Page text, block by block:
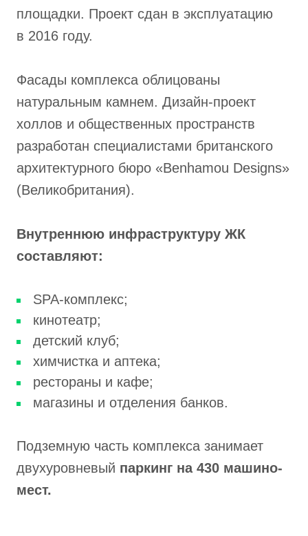
площадки. Проект сдан в эксплуатацию
в 2016 году.
Фасады комплекса облицованы
натуральным камнем. Дизайн-проект
холлов и общественных пространств
разработан специалистами британского
архитектурного бюро «Benhamou Designs»
(Великобритания).
Внутреннюю инфраструктуру ЖК
составляют:
SPA-комплекc;
кинотеатр;
детский клуб;
химчистка и аптека;
рестораны и кафе;
магазины и отделения банков.
Подземную часть комплекса занимает
двухуровневый паркинг на 430 машино-
мест.